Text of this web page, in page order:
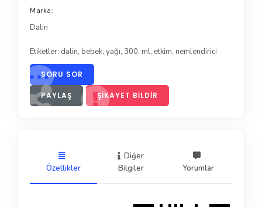
Marka:
Dalin
Etiketler: dalin, bebek, yağı, 300, ml, etkim, nemlendirici
SORU SOR
PAYLAŞ ŞIKAYET BILDIR
Özellikler
Diğer
Bilgiler
Yorumlar